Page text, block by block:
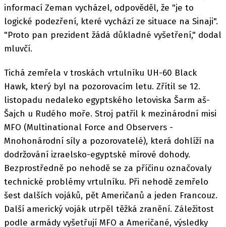
informací Zeman vycházel, odpověděl, že "je to
logické podezření, které vychází ze situace na Sinaji".
"Proto pan prezident žádá důkladné vyšetření," dodal
mluvčí.
Tichá zemřela v troskách vrtulníku UH-60 Black
Hawk, který byl na pozorovacím letu. Zřítil se 12.
listopadu nedaleko egyptského letoviska Šarm aš-
Šajch u Rudého moře. Stroj patřil k mezinárodní misi
MFO (Multinational Force and Observers -
Mnohonárodní síly a pozorovatelé), která dohlíží na
dodržování izraelsko-egyptské mírové dohody.
Bezprostředně po nehodě se za příčinu označovaly
technické problémy vrtulníku. Při nehodě zemřelo
šest dalších vojáků, pět Američanů a jeden Francouz.
Další americký voják utrpěl těžká zranění. Záležitost
podle armády vyšetřují MFO a Američané, výsledky